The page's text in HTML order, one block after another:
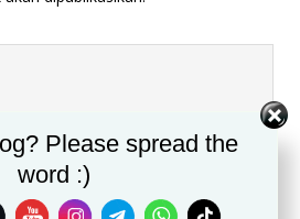
Please spread the
word :)